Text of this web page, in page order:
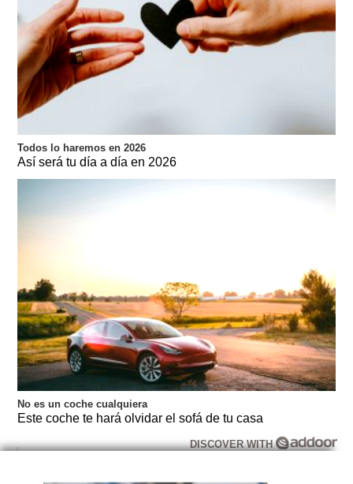
Todos lo haremos en 2026
Así será tu día a día en 2026
No es un coche cualquiera
Este coche te hará olvidar el sofá de tu casa
DISCOVER WITH